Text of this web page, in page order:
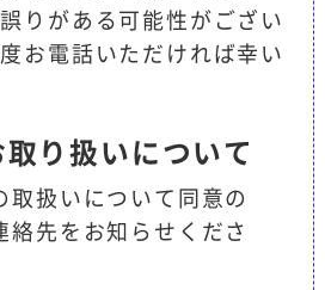
りがある可能性がござい
お電話いただければ幸い
り扱いについて
取扱いについて同意の
絡先をお知らせくださ